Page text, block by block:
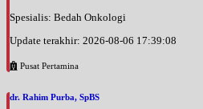
Spesialis: Bedah Onkologi
Update terakhir: 2026-08-06 17:39:08
Pusat Pertamina
dr. Rahim Purba, SpBS